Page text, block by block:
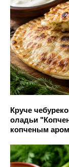
Круче
оладьи
копченым